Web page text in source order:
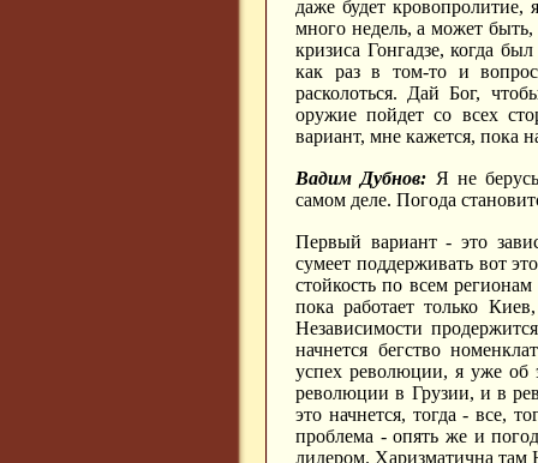
даже будет кровопролитие,
много недель, а может
кризиса Гонгадзе, когда
как раз в том-то и
расколоться. Дай Бог,
оружие пойдет со всех
вариант, мне кажется, пока
Вадим Дубнов: Я не
самом деле. Погода
Первый вариант - это
сумеет поддерживать вот
стойкость по всем
пока работает только
Независимости
начнется бегство
успех революции, я уже об
революции в Грузии, и в
это начнется, тогда - все,
проблема - опять же и
лидером. Харизматична